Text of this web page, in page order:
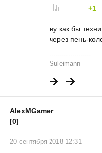
+1
ну как бы
через пень-
--------------------
Suleimann
AlexMGamer
[0]
20 сентября 2018 12:31